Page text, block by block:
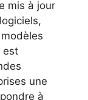
mis à jour
est
une
à